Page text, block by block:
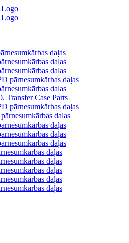
daļas
daļas
daļas
pārnesumkārbas daļas
daļas
Transfer Case Parts
pārnesumkārbas daļas
daļas
daļas
daļas
daļas
daļas
daļas
daļas
daļas
daļas